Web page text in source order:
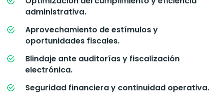
administrativa.
Aprovechamiento de estímulos y
oportunidades fiscales.
Blindaje ante auditorías y fiscalización
electrónica.
Seguridad financiera y continuidad operativa.